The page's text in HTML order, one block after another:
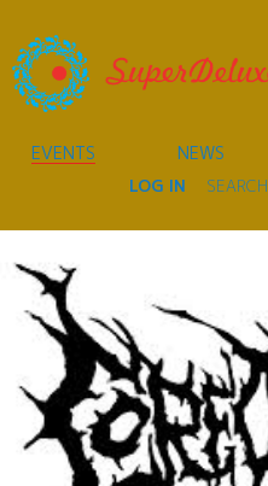
EVENTS NEWS
LOG IN SEARCH